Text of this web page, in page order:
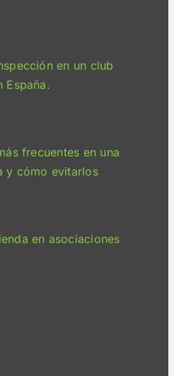
en un club
España.
frecuentes en una
y cómo evitarlos
en asociaciones